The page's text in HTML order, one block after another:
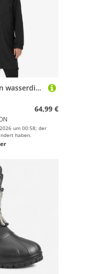
Wanderjacke Damen wasserdicht leicht lang Wandern - MH100 schwarz
64,99 €
um 00:58; der
haben.